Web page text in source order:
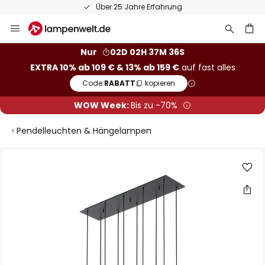
Über 25 Jahre Erfahrung
Inhalt
Nur
02D 02H 37M 36S
EXTRA 10% ab 109 € & 13% ab 159 €auf fast alles
Code:RABATT kopieren
WOW Week:Bis zu -70%
Pendelleuchten & Hängelampen